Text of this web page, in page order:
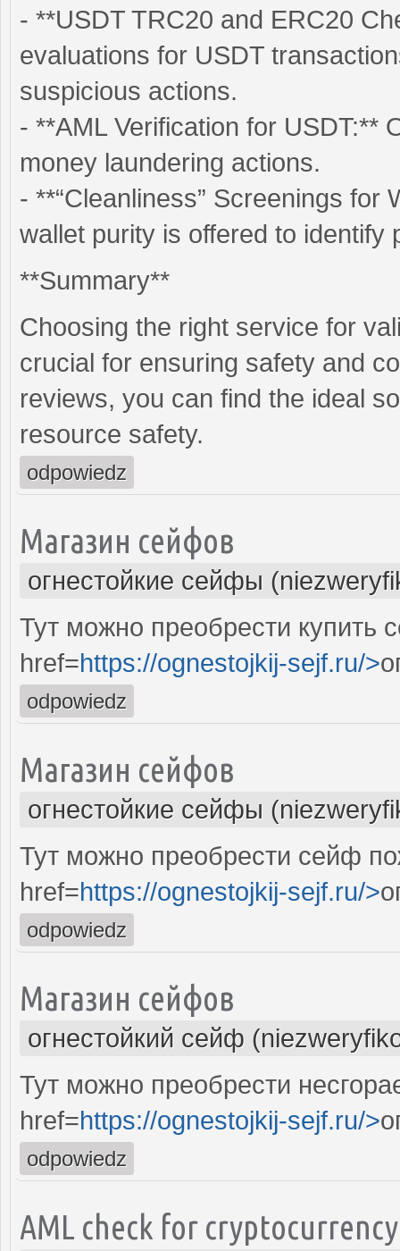
- **USDT TRC20 and ERC20
evaluations for USDT
suspicious actions.
- **AML Verification for USDT:**
money laundering actions.
- **“Cleanliness” Screenings for
wallet purity is offered to identify
**Summary**
Choosing the right service for
crucial for ensuring safety and
reviews, you can find the ideal
resource safety.
odpowiedz
Магазин сейфов
огнестойкие сейфы
Тут можно преобрести купить
href=https://ognestojkij-sejf.ru/>
odpowiedz
Магазин сейфов
огнестойкие сейфы
Тут можно преобрести сейф
href=https://ognestojkij-sejf.ru/>
odpowiedz
Магазин сейфов
огнестойкий сейф
Тут можно преобрести
href=https://ognestojkij-sejf.ru/>
odpowiedz
AML check for